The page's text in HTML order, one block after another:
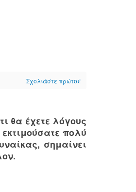
Σχολιάστε πρώτοι!
θα έχετε λόγους
πολύ
σημαίνει